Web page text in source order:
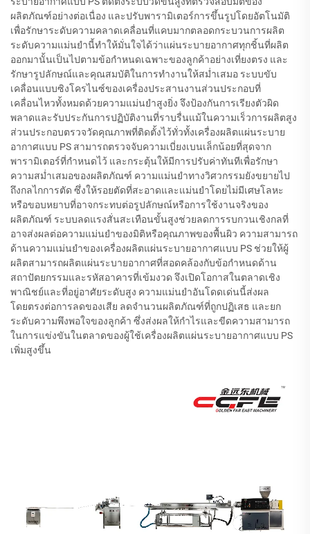
ผลิตภัณฑ์อย่างต่อเนื่อง และปรับพารามิเตอร์การขึ้นรูปโดยอัตโนมัติ
เพื่อรักษาระดับความคลาดเคลื่อนที่แคบมากตลอดกระบวนการผลิต
ระดับความแม่นยำนี้ทำให้มั่นใจได้ว่าแผ่นระบายอากาศทุกชิ้นที่ผลิต
ออกมานั้นเป็นไปตามข้อกำหนดเฉพาะของลูกค้าอย่างเที่ยงตรง และ
รักษารูปลักษณ์และคุณสมบัติในการทำงานให้สม่ำเสมอ ระบบขับ
เคลื่อนแบบซิงโครไนซ์ของเครื่องประสานงานส่วนประกอบที่
เคลื่อนไหวทั้งหมดด้วยความแม่นยำสูงยิ่ง จึงป้องกันการเรียงตัวผิด
พลาดและรับประกันการปฏิบัติงานที่ราบรื่นแม้ในความเร็วการผลิตสูง
ส่วนประกอบตรวจวัดคุณภาพที่ติดตั้งไว้ทั่วทั้งเครื่องผลิตแผ่นระบาย
อากาศแบบ PS สามารถตรวจจับความเบี่ยงเบนเล็กน้อยที่สุดจาก
พารามิเตอร์ที่กำหนดไว้ และกระตุ้นให้มีการปรับค่าทันทีเพื่อรักษา
ความสม่ำเสมอของผลิตภัณฑ์ ความแม่นยำทางวิศวกรรมยังขยายไป
ถึงกลไกการตัด ซึ่งให้รอยตัดที่สะอาดและแม่นยำโดยไม่มีเศษโลหะ
หรือขอบหยาบที่อาจกระทบต่อรูปลักษณ์หรือการใช้งานจริงของ
ผลิตภัณฑ์ ระบบลดแรงสั่นสะเทือนขั้นสูงช่วยลดการรบกวนเชิงกลที่
อาจส่งผลต่อความแม่นยำของมิติหรือคุณภาพของพื้นผิว ความสามารถ
ด้านความแม่นยำของเครื่องผลิตแผ่นระบายอากาศแบบ PS ช่วยให้ผู้
ผลิตสามารถผลิตแผ่นระบายอากาศที่สอดคล้องกับข้อกำหนดด้าน
สถาปัตยกรรมและรหัสอาคารที่เข้มงวด จึงเปิดโอกาสในตลาดเชิง
พาณิชย์และที่อยู่อาศัยระดับสูง ความแม่นยำอันโดดเด่นนี้ส่งผล
โดยตรงต่อการลดของเสีย ลดจำนวนผลิตภัณฑ์ที่ถูกปฏิเสธ และยก
ระดับความพึงพอใจของลูกค้า ซึ่งส่งผลให้กำไรและขีดความสามารถ
ในการแข่งขันในตลาดของผู้ใช้เครื่องผลิตแผ่นระบายอากาศแบบ PS
เพิ่มสูงขึ้น